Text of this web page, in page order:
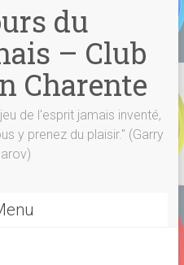
du
– Club
Charente
de l'esprit jamais inventé,
y prenez du plaisir." (Garry